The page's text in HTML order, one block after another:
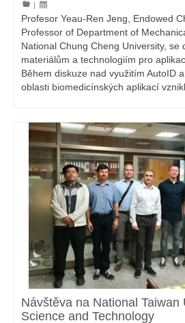
|
Profesor Yeau-Ren Jeng, Endowed
Professor of Department of
National Chung Cheng University, se
materiálům a technologiím pro
Během diskuze nad využitím AutoID
oblasti biomedicínských aplikací
Návštěva na National Taiwan
Science and Technology